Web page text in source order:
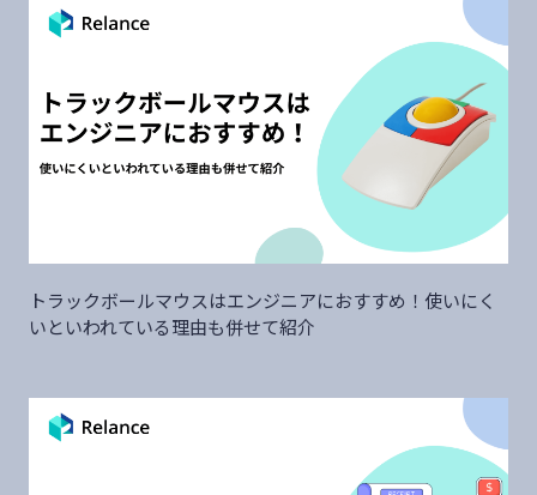
トラックボールマウスはエンジニアにおすすめ！使いにく
いといわれている理由も併せて紹介